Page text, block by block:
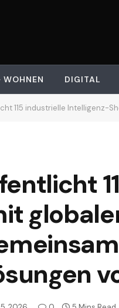
WOHNEN DIGITAL
industrielle Intelligenz-